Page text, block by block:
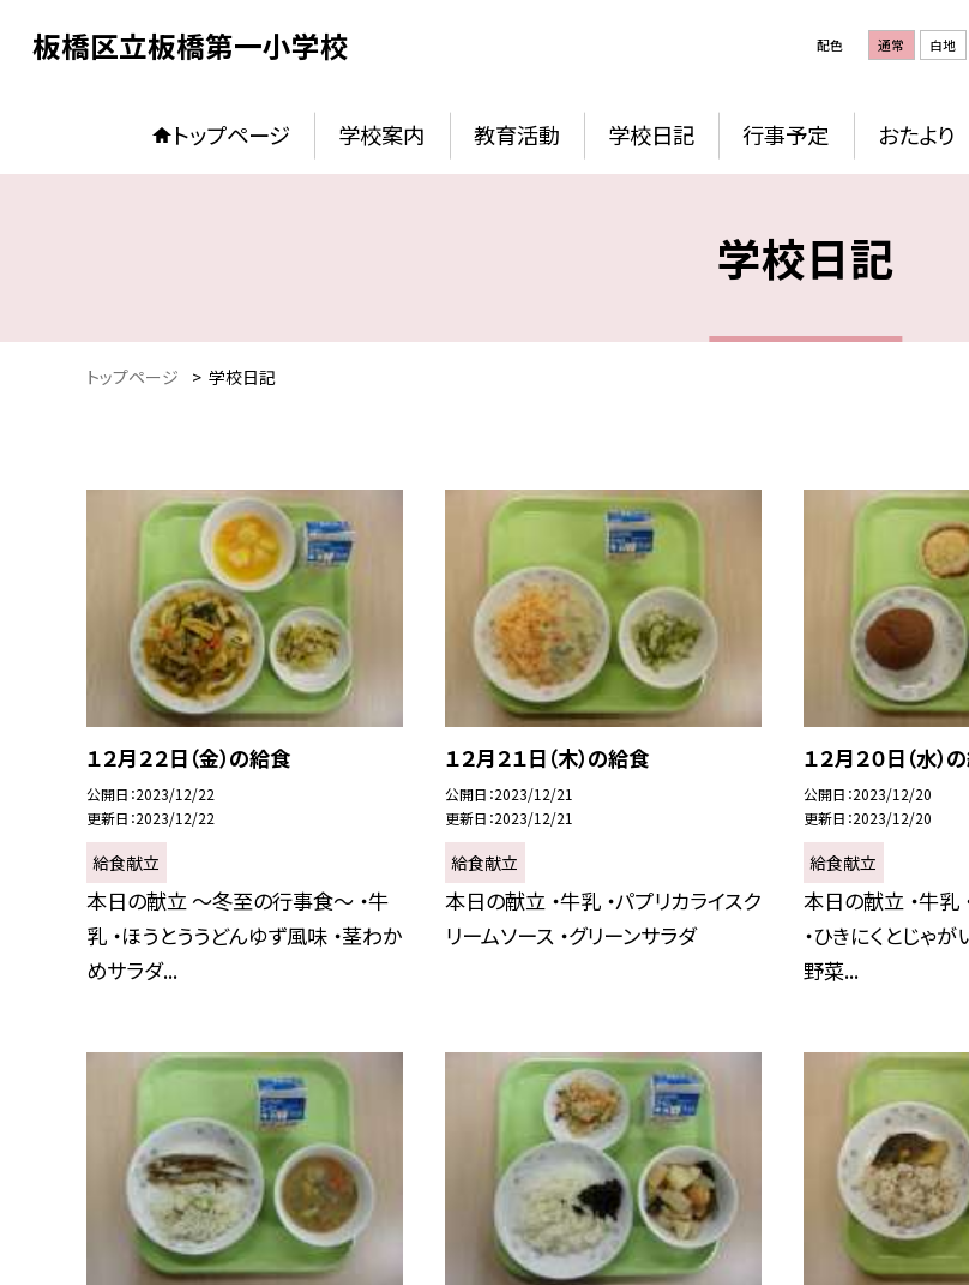
板橋区立板橋第一小学校 配色 通常 白地
トップページ 学校案内 教育活動 学校日記 行事予定 おたより
学校日記
トップページ > 学校日記
１２月２２日（金）の給食
公開日 2023/12/22
更新日 2023/12/22
給食献立
本日の献立 〜冬至の行事食〜 ・牛
乳 ・ほうとううどんゆず風味 ・茎わか
めサラダ...
１２月２１日（木）の給食
公開日 2023/12/21
更新日 2023/12/21
給食献立
本日の献立 ・牛乳 ・パプリカライスク
リームソース ・グリーンサラダ
１２月２０日（水）
公開日 2023/12/20
更新日 2023/12/20
給食献立
本日の献立 ・牛乳
・ひきにくとじゃ
野菜...